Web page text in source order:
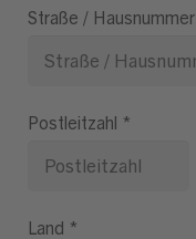
Straße / Hausnummer
Postleitzahl *
Land *